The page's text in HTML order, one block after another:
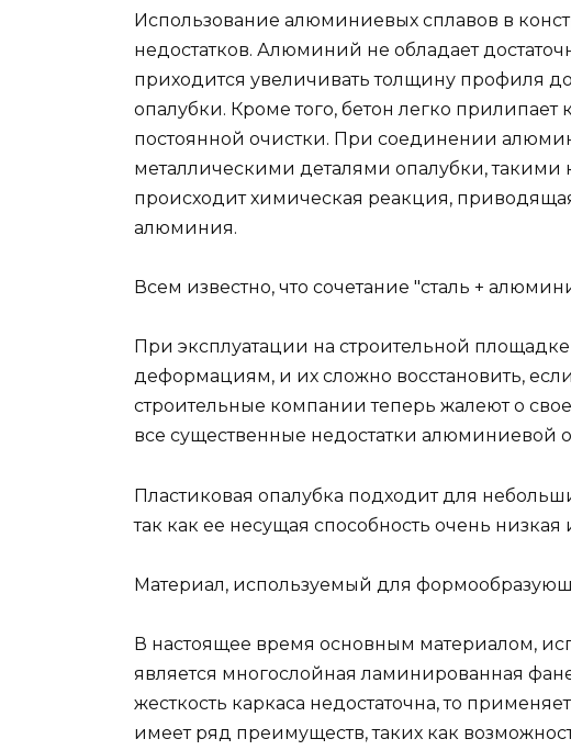
Использование алюминиевых сплавов в
недостатков. Алюминий не обладает
приходится увеличивать толщину профиля до
опалубки. Кроме того, бетон легко
постоянной очистки. При соединении
металлическими деталями опалубки, такими
происходит химическая реакция,
алюминия.
Всем известно, что сочетание "сталь +
При эксплуатации на строительной
деформациям, и их сложно восстановить,
строительные компании теперь жалеют о
все существенные недостатки алюминиевой
Пластиковая опалубка подходит для
так как ее несущая способность очень
Материал, используемый для
В настоящее время основным материалом,
является многослойная ламинированная
жесткость каркаса недостаточна, то
имеет ряд преимуществ, таких как